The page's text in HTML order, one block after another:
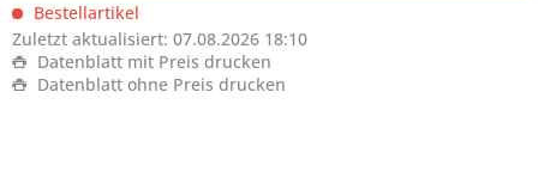
Bestellartikel
Zuletzt aktualisiert: 07.08.2026 18:10
Datenblatt mit Preis drucken
Datenblatt ohne Preis drucken